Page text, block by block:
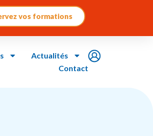
vos formations
Actualités
Contact